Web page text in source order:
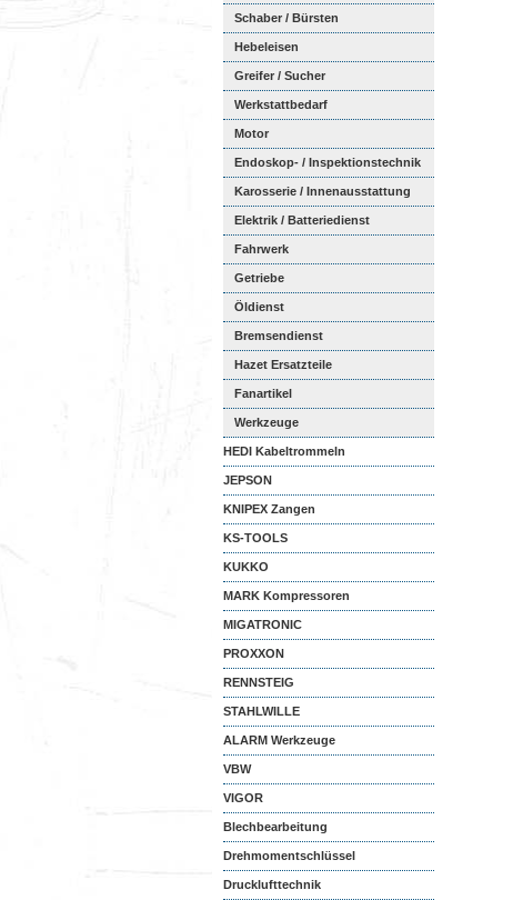
Schaber / Bürsten
Hebeleisen
Greifer / Sucher
Werkstattbedarf
Motor
Endoskop- / Inspektionstechnik
Karosserie / Innenausstattung
Elektrik / Batteriedienst
Fahrwerk
Getriebe
Öldienst
Bremsendienst
Hazet Ersatzteile
Fanartikel
Werkzeuge
HEDI Kabeltrommeln
JEPSON
KNIPEX Zangen
KS-TOOLS
KUKKO
MARK Kompressoren
MIGATRONIC
PROXXON
RENNSTEIG
STAHLWILLE
ALARM Werkzeuge
VBW
VIGOR
Blechbearbeitung
Drehmomentschlüssel
Drucklufttechnik